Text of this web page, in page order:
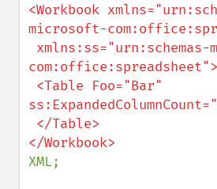
<Workbook
microsoft-
com:office:spreadsheet">
XML;